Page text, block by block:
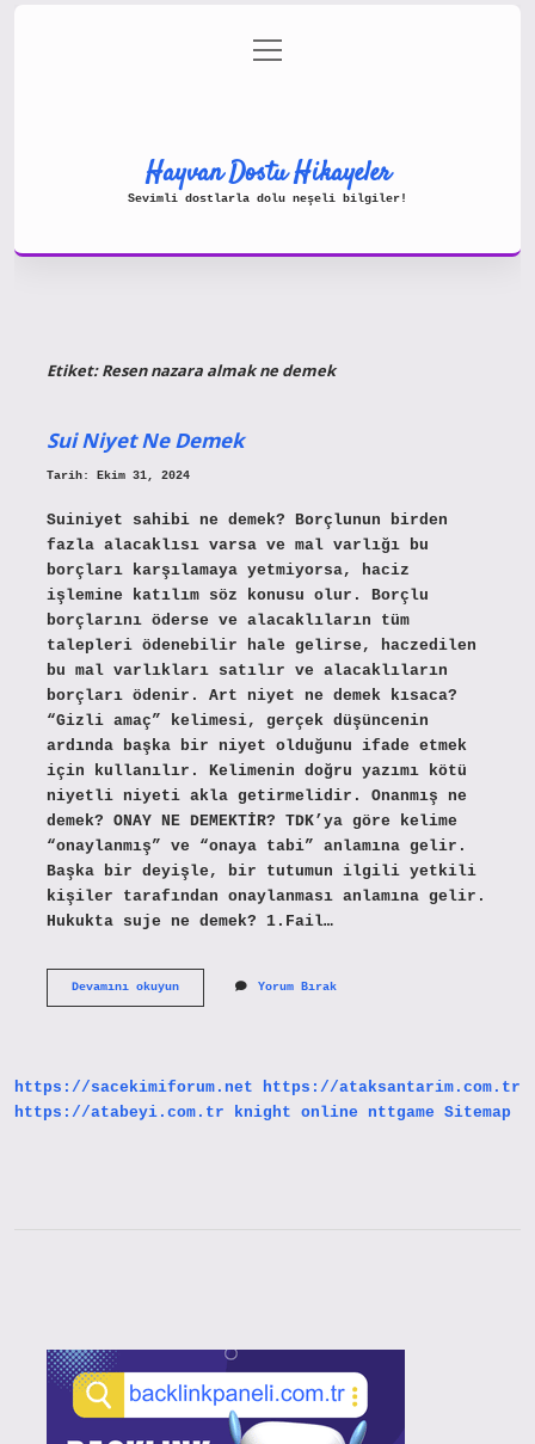
Gizlilik Politikası
menüyü
aç
Hayvan Dostu Hikayeler
Sevimli dostlarla dolu neşeli bilgiler!
Etiket:Resen nazara almak ne demek
Sui Niyet Ne Demek
Tarih: Ekim 31, 2024
Suiniyet sahibi ne demek? Borçlunun birden
fazla alacaklısı varsa ve mal varlığı bu
borçları karşılamaya yetmiyorsa, haciz
işlemine katılım söz konusu olur. Borçlu
borçlarını öderse ve alacaklıların tüm
talepleri ödenebilir hale gelirse, haczedilen
bu mal varlıkları satılır ve alacaklıların
borçları ödenir. Art niyet ne demek kısaca?
“Gizli amaç” kelimesi, gerçek düşüncenin
ardında başka bir niyet olduğunu ifade etmek
için kullanılır. Kelimenin doğru yazımı kötü
niyetli niyeti akla getirmelidir. Onanmış ne
demek? ONAY NE DEMEKTİR? TDK’ya göre kelime
“onaylanmış” ve “onaya tabi” anlamına gelir.
Başka bir deyişle, bir tutumun ilgili yetkili
kişiler tarafından onaylanması anlamına gelir.
Hukukta suje ne demek? 1.Fail…
Devamını okuyunSui
Yorum Bırak
https://sacekimiforum.net
https://ataksantarim.com.tr
https://atabeyi.com.tr
knight online nttgame Sitemap